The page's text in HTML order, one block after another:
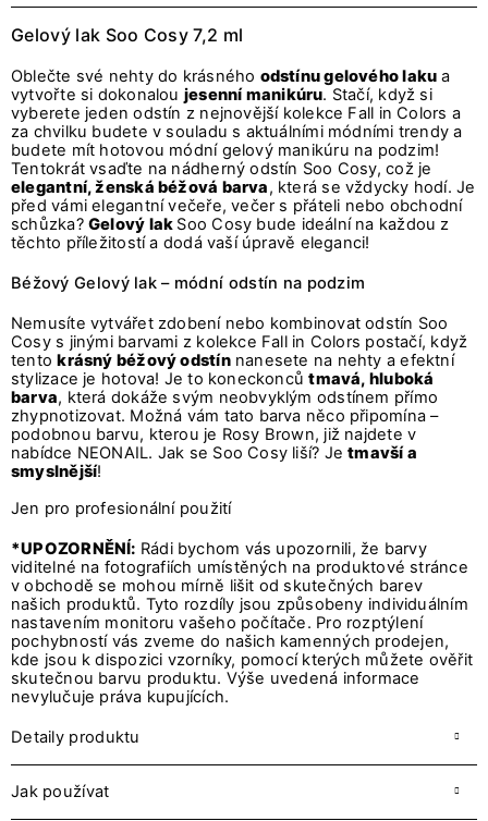
Gelový lak Soo Cosy 7,2 ml
Oblečte své nehty do krásného odstínu gelového laku a
vytvořte si dokonalou jesenní manikúru. Stačí, když si
vyberete jeden odstín z nejnovější kolekce Fall in Colors a
za chvilku budete v souladu s aktuálními módními trendy a
budete mít hotovou módní gelový manikúru na podzim!
Tentokrát vsaďte na nádherný odstín Soo Cosy, což je
elegantní, ženská béžová barva, která se vždycky hodí. Je
před vámi elegantní večeře, večer s přáteli nebo obchodní
schůzka? Gelový lak Soo Cosy bude ideální na každou z
těchto příležitostí a dodá vaší úpravě eleganci!
Béžový Gelový lak – módní odstín na podzim
Nemusíte vytvářet zdobení nebo kombinovat odstín Soo
Cosy s jinými barvami z kolekce Fall in Colors postačí, když
tentokrásný béžový odstínnanesete na nehty a efektní
stylizace je hotova! Je to koneckoncůtmavá, hluboká
barva, která dokáže svým neobvyklým odstínem přímo
zhypnotizovat. Možná vám tato barva něco připomína –
podobnou barvu, kterou je Rosy Brown, již najdete v
nabídce NEONAIL. Jak se Soo Cosy liší? Jetmavší a
smyslnější!
Jen pro profesionální použití
*UPOZORNĚNÍ: Rádi bychom vás upozornili, že barvy
viditelné na fotografiích umístěných na produktové stránce
v obchodě se mohou mírně lišit od skutečných barev
našich produktů. Tyto rozdíly jsou způsobeny individuálním
nastavením monitoru vašeho počítače. Pro rozptýlení
pochybností vás zveme do našich kamenných prodejen,
kde jsou k dispozici vzorníky, pomocí kterých můžete ověřit
skutečnou barvu produktu. Výše uvedená informace
nevylučuje práva kupujících.
Detaily produktu
Jak používat